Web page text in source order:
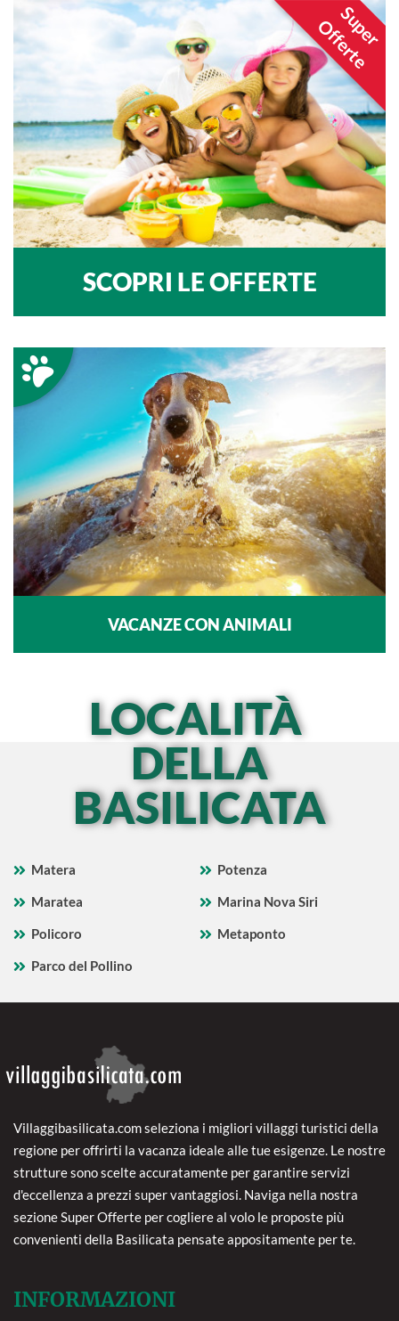
Super
Offerte
SCOPRI LE OFFERTE
VACANZE CON ANIMALI
LOCALITÀ
DELLA
BASILICATA
Matera
Potenza
Maratea
Marina Nova Siri
Policoro
Metaponto
Parco del Pollino
Villaggibasilicata.com seleziona i migliori villaggi turistici della
regione per offrirti la vacanza ideale alle tue esigenze. Le nostre
strutture sono scelte accuratamente per garantire servizi
d'eccellenza a prezzi super vantaggiosi. Naviga nella nostra
sezione Super Offerte per cogliere al volo le proposte più
convenienti della Basilicata pensate appositamente per te.
INFORMAZIONI